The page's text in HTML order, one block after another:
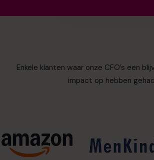
Enkele klanten waar onze CFO’s een
impact op hebben